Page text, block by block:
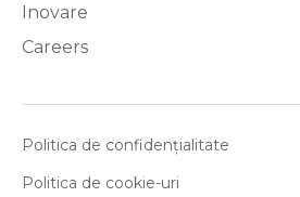
Inovare
Careers
Politica de confidențialitate
Politica de cookie-uri